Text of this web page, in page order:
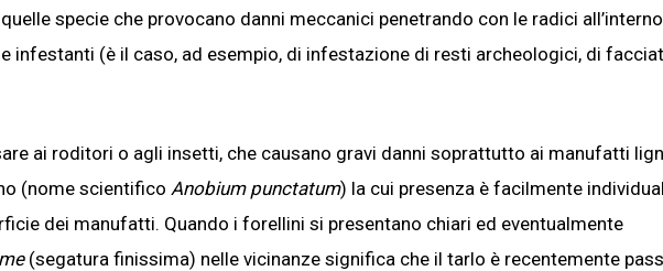
specie che provocano danni meccanici penetrando con le radici
infestanti (è il caso, ad esempio, di infestazione di resti archeologici, di
ai roditori o agli insetti, che causano gravi danni soprattutto ai manufatti
(nome scientifico Anobium punctatum) la cui presenza è facilmente
dei manufatti. Quando i forellini si presentano chiari ed eventualmente
(segatura finissima) nelle vicinanze significa che il tarlo è recentemente